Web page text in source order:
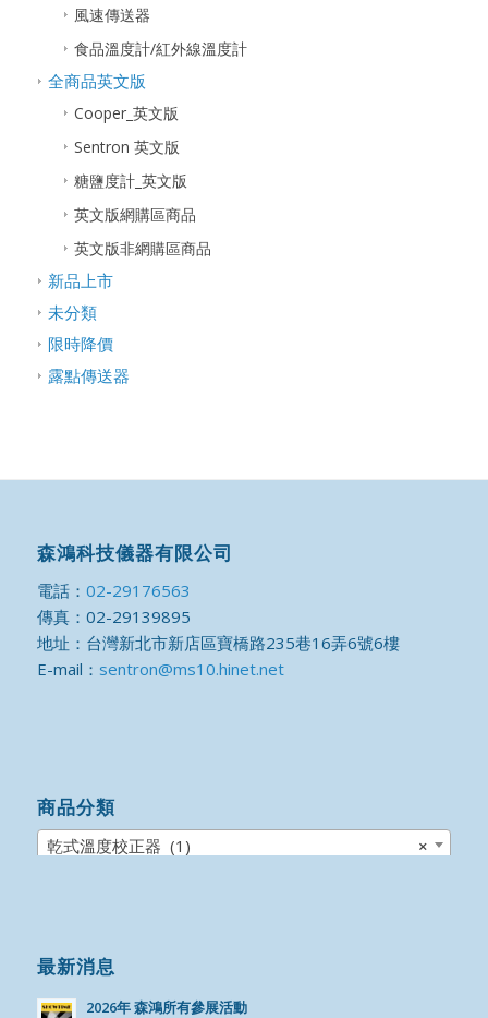
風速傳送器
食品溫度計/紅外線溫度計
全商品英文版
Cooper_英文版
Sentron 英文版
糖鹽度計_英文版
英文版網購區商品
英文版非網購區商品
新品上市
未分類
限時降價
露點傳送器
森鴻科技儀器有限公司
電話： 02-29176563
傳真：02-29139895
地址：台灣新北市新店區寶橋路235巷16弄6號6樓
E-mail： sentron@ms10.hinet.net
商品分類
×
乾式溫度校正器 (1)
最新消息
2026年 森鴻所有參展活動